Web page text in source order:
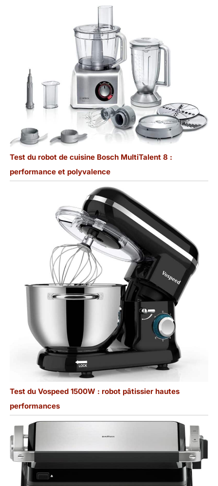
Test du robot de cuisine Bosch MultiTalent 8 :
performance et polyvalence
Test du Vospeed 1500W : robot pâtissier hautes
performances